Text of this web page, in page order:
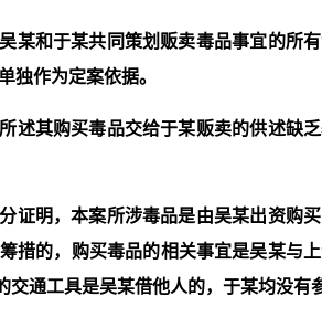
某和于某共同策划贩卖毒品事宜的所
独作为定案依据。
述其购买毒品交给于某贩卖的供述缺
证明，本案所涉毒品是由吴某出资购
措的，购买毒品的相关事宜是吴某与
交通工具是吴某借他人的，于某均没